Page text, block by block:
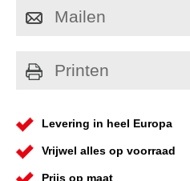
Mailen
Printen
Levering in heel Europa
Vrijwel alles op voorraad
Prijs op maat